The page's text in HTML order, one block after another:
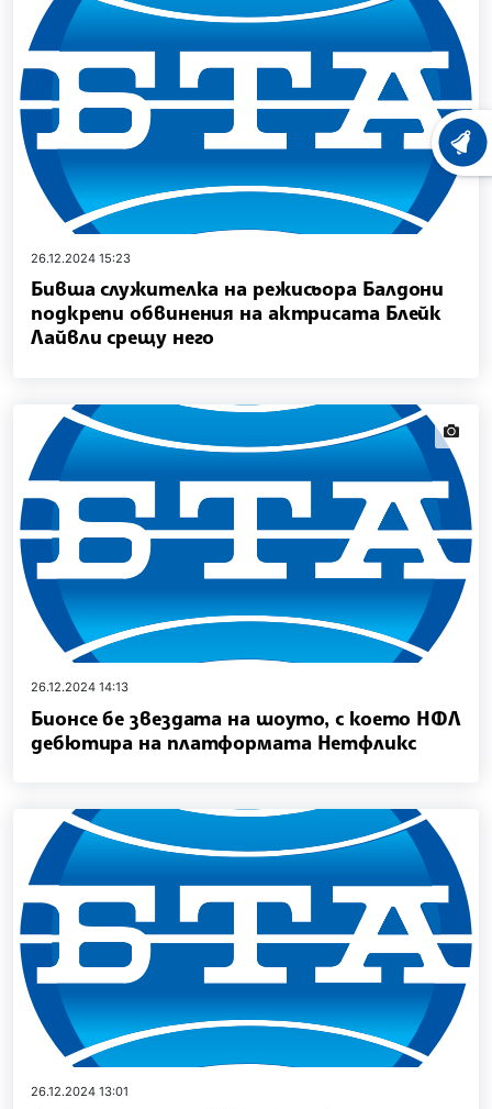
26.12.2024 15:23
Бивша служителка на режисьора Балдони
подкрепи обвинения на актрисата Блейк
Лайвли срещу него
26.12.2024 14:13
Бионсе бе звездата на шоуто, с което НФЛ
дебютира на платформата Нетфликс
26.12.2024 13:01